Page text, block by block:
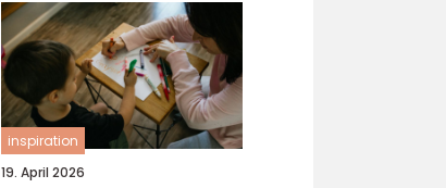
inspiration
19. April 2026